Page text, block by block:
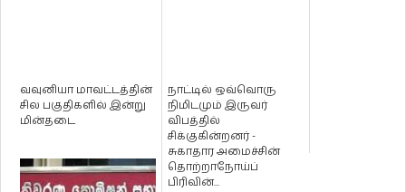
வவுனியா மாவட்டத்தின்
சில பகுதிகளில் இன்று
மின்தடை
நாட்டில் ஒவ்வொரு
நிமிடமும் இருவர்
விபத்தில்
சிக்குகின்றனர் -
சுகாதார அமைச்சின்
தொற்றாநோய்ப்
பிரிவின்...